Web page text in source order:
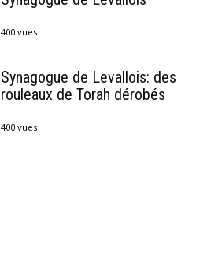
400 vues
Synagogue de Levallois: des
rouleaux de Torah dérobés
400 vues